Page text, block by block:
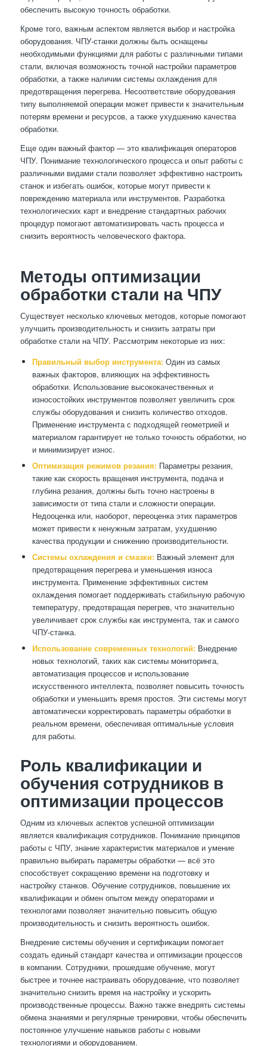
обеспечить высокую точность обработки.
Кроме того, важным аспектом является выбор и настройка
оборудования. ЧПУ-станки должны быть оснащены
необходимыми функциями для работы с различными типами
стали, включая возможность точной настройки параметров
обработки, а также наличии системы охлаждения для
предотвращения перегрева. Несоответствие оборудования
типу выполняемой операции может привести к значительным
потерям времени и ресурсов, а также ухудшению качества
обработки.
Еще один важный фактор — это квалификация операторов
ЧПУ. Понимание технологического процесса и опыт работы с
различными видами стали позволяет эффективно настроить
станок и избегать ошибок, которые могут привести к
повреждению материала или инструментов. Разработка
технологических карт и внедрение стандартных рабочих
процедур помогают автоматизировать часть процесса и
снизить вероятность человеческого фактора.
Методы оптимизации
обработки стали на ЧПУ
Существует несколько ключевых методов, которые помогают
улучшить производительность и снизить затраты при
обработке стали на ЧПУ. Рассмотрим некоторые из них:
Правильный выбор инструмента:Один из самых
важных факторов, влияющих на эффективность
обработки. Использование высококачественных и
износостойких инструментов позволяет увеличить срок
службы оборудования и снизить количество отходов.
Применение инструмента с подходящей геометрией и
материалом гарантирует не только точность обработки, но
и минимизирует износ.
Оптимизация режимов резания:Параметры резания,
такие как скорость вращения инструмента, подача и
глубина резания, должны быть точно настроены в
зависимости от типа стали и сложности операции.
Недооценка или, наоборот, переоценка этих параметров
может привести к ненужным затратам, ухудшению
качества продукции и снижению производительности.
Системы охлаждения и смазки:Важный элемент для
предотвращения перегрева и уменьшения износа
инструмента. Применение эффективных систем
охлаждения помогает поддерживать стабильную рабочую
температуру, предотвращая перегрев, что значительно
увеличивает срок службы как инструмента, так и самого
ЧПУ-станка.
Использование современных технологий:Внедрение
новых технологий, таких как системы мониторинга,
автоматизация процессов и использование
искусственного интеллекта, позволяет повысить точность
обработки и уменьшить время простоя. Эти системы могут
автоматически корректировать параметры обработки в
реальном времени, обеспечивая оптимальные условия
для работы.
Роль квалификации и
обучения сотрудников в
оптимизации процессов
Одним из ключевых аспектов успешной оптимизации
является квалификация сотрудников. Понимание принципов
работы с ЧПУ, знание характеристик материалов и умение
правильно выбирать параметры обработки — всё это
способствует сокращению времени на подготовку и
настройку станков. Обучение сотрудников, повышение их
квалификации и обмен опытом между операторами и
технологами позволяет значительно повысить общую
производительность и снизить вероятность ошибок.
Внедрение системы обучения и сертификации помогает
создать единый стандарт качества и оптимизации процессов
в компании. Сотрудники, прошедшие обучение, могут
быстрее и точнее настраивать оборудование, что позволяет
значительно снизить время на настройку и ускорить
производственные процессы. Важно также внедрять системы
обмена знаниями и регулярные тренировки, чтобы обеспечить
постоянное улучшение навыков работы с новыми
технологиями и оборудованием.